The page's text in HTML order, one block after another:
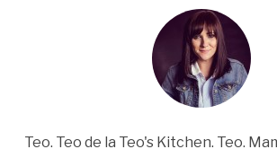
Teo. Teo de la Teo's Kitchen. Teo.